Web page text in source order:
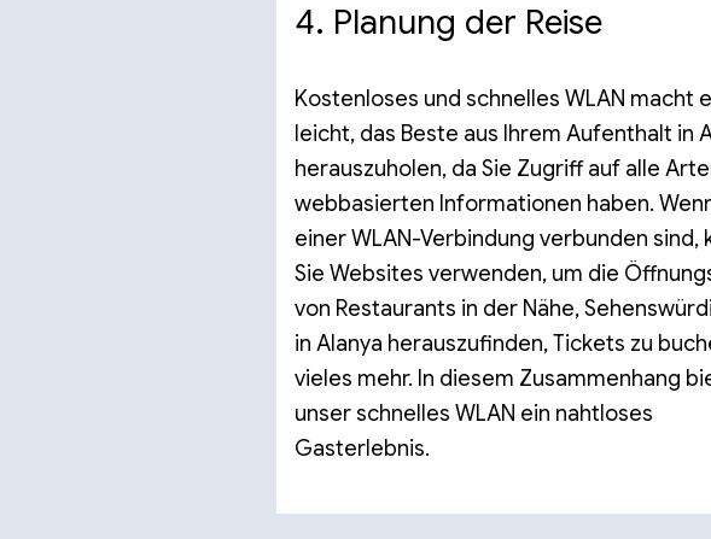
4. Planung der Reise
Kostenloses und schnelles WLAN macht
leicht, das Beste aus Ihrem Aufenthalt in
herauszuholen, da Sie Zugriff auf alle
webbasierten Informationen haben.
einer WLAN-Verbindung verbunden sind,
Sie Websites verwenden, um die
von Restaurants in der Nähe,
in Alanya herauszufinden, Tickets zu
vieles mehr. In diesem Zusammenhang
unser schnelles WLAN ein nahtloses
Gasterlebnis.